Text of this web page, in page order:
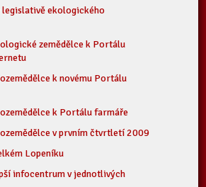
legislativě ekologického
zemědělce k Portálu
k novému Portálu
k Portálu farmáře
v prvním čtvrtletí 2009
Lopeníku
infocentrum v jednotlivých